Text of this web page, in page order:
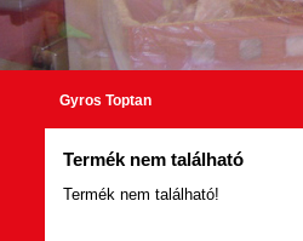
Termék nem található
Termék nem található!
Gyros Toptan